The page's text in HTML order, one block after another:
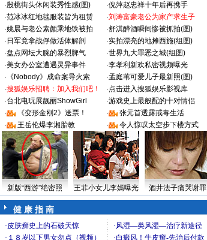
·殷桃街头休闲装秀性感(图) ·倪萍赵忠祥十年后再携手
·范冰冰红地毯服装皆为租赁 ·刘涛富豪老公为家产求生子
·姚晨与老公素颜乘地铁被拍 ·舒淇醉酒瞬间惨被抓拍(图)
· 日军竟拿战俘做活体解剖 ·实拍漂亮的地摊西施(组图)
·盘点网坛大腕的暴烈脾气 ·世界九大罪恶之城(组图)
·美女办公室遭遇灵异事件 ·李孝利新欢私密视频曝光
· 《Nobody》成命案导火索 ·孟庭苇可爱儿子最新照(图)
·搜狐娱乐招聘：加入我们吧！ ·点击进入搜狐娱乐影视库
·台北电玩展靓丽ShowGirl ·游戏史上最般配的十对情侣
·
《变形金刚2》送票！ ·
张元首透露戒毒生活
·
王岳伦爆李湘胎教 · 令人惊叹太空步下楼方式
新版“西游”绝密照 王菲小女儿李嫣曝光 酒井法子痛哭谢罪
健 康 指 南